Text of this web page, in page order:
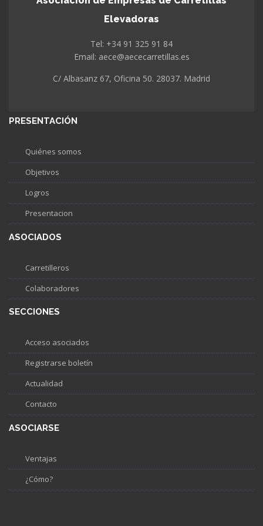
Elevadoras
Tel: +34 91 325 91 84
Email: aece@aececarretillas.es
C/ Albasanz 67, Oficina 50. 28037. Madrid
PRESENTACIÓN
Quiénes somos
Objetivos
Logros
Presentacion
ASOCIADOS
Carretilleros
Colaboradores
SECCIONES
Acceso asociados
Registrarse boletín
Actualidad
Contacto
ASOCIARSE
Ventajas
¿Cómo?